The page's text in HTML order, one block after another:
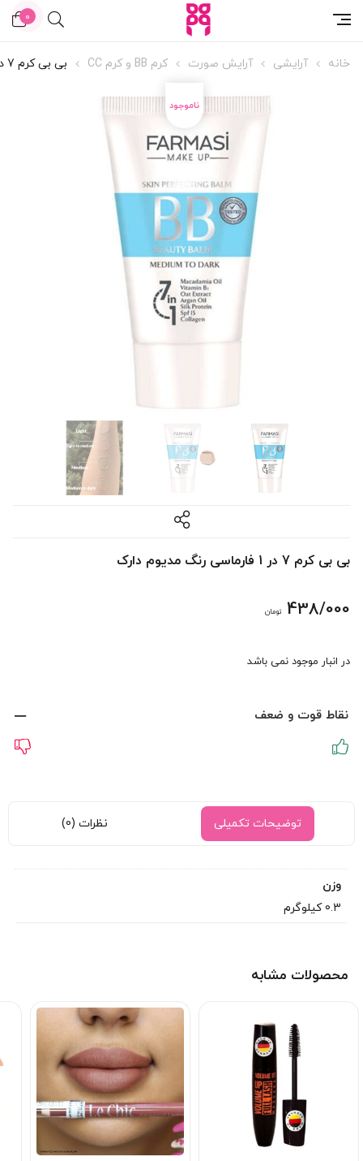
0
خانه آرایشی آرایش صورت کرم BB و کرم CC بی بی کرم 7 در 1 فارماسی رنگ مدیوم دارک
بی بی کرم 7 در 1 فارماسی رنگ مدیوم دارک
438/000 تومان
در انبار موجود نمی باشد
نقاط قوت و ضعف
توضیحات تکمیلی نظرات (0)
وزن
0.3 کیلوگرم
محصولات مشابه